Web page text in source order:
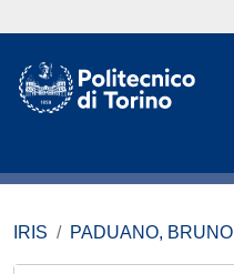
IRIS PADUANO, BRUNO